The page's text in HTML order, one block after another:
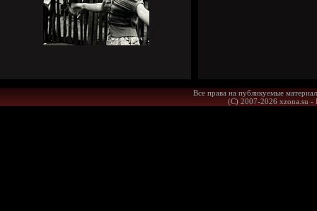
Все права на публикуемые
(С) 2007-2026 xzona.su -